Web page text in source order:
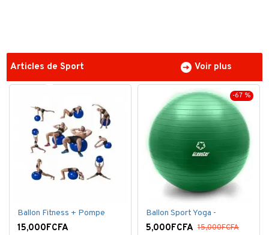
Articles de Sport Voir plus
Ballon Fitness + Pompe
15,000FCFA
-67 %
Ballon Sport Yoga -
5,000FCFA 15,000FCFA